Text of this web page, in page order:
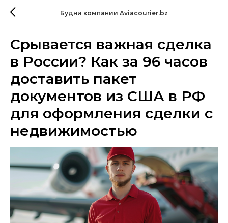
Будни компании Aviacourier.bz
Срывается важная сделка
в России? Как за 96 часов
доставить пакет
документов из США в РФ
для оформления сделки с
недвижимостью